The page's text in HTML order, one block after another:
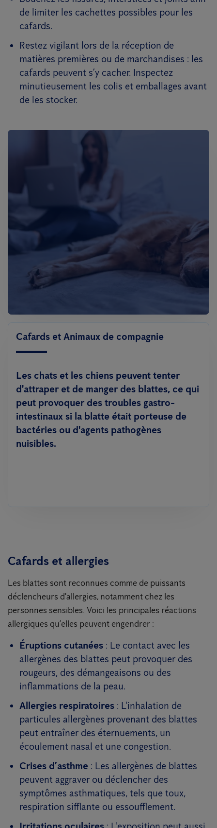
de limiter les cachettes possibles pour les
cafards.
Restez vigilant lors de la réception de
matières premières ou de marchandises : les
cafards peuvent s’y cacher. Inspectez
minutieusement les colis et emballages avant
de les stocker.
Cafards et Animaux de compagnie
Les chats et les chiens peuvent tenter
d'attraper et de manger des blattes, ce qui
peut provoquer des troubles gastro-
intestinaux si la blatte était porteuse de
bactéries ou d'agents pathogènes
nuisibles.
Cafards et allergies
Les blattes sont reconnues comme de puissants
déclencheurs d'allergies, notamment chez les
personnes sensibles. Voici les principales réactions
allergiques qu’elles peuvent engendrer :
Éruptions cutanées : Le contact avec les
allergènes des blattes peut provoquer des
rougeurs, des démangeaisons ou des
inflammations de la peau.
Allergies respiratoires : L'inhalation de
particules allergènes provenant des blattes
peut entraîner des éternuements, un
écoulement nasal et une congestion.
Crises d’asthme : Les allergènes de blattes
peuvent aggraver ou déclencher des
symptômes asthmatiques, tels que toux,
respiration sifflante ou essoufflement.